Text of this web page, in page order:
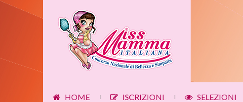
HOME ISCRIZIONI SELEZIONI